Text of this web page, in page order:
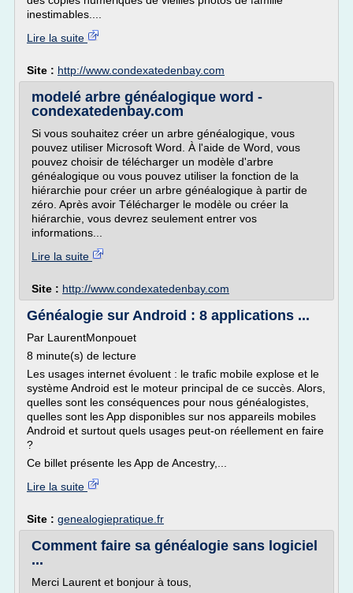
inestimables....
Lire la suite
Site : http://www.condexatedenbay.com
modelé arbre généalogique word -
condexatedenbay.com
Si vous souhaitez créer un arbre généalogique, vous
pouvez utiliser Microsoft Word. À l'aide de Word, vous
pouvez choisir de télécharger un modèle d'arbre
généalogique ou vous pouvez utiliser la fonction de la
hiérarchie pour créer un arbre généalogique à partir de
zéro. Après avoir Télécharger le modèle ou créer la
hiérarchie, vous devrez seulement entrer vos
informations...
Lire la suite
Site : http://www.condexatedenbay.com
Généalogie sur Android : 8 applications ...
Par LaurentMonpouet
8 minute(s) de lecture
Les usages internet évoluent : le trafic mobile explose et le
système Android est le moteur principal de ce succès. Alors,
quelles sont les conséquences pour nous généalogistes,
quelles sont les App disponibles sur nos appareils mobiles
Android et surtout quels usages peut-on réellement en faire
?
Ce billet présente les App de Ancestry,...
Lire la suite
Site : genealogiepratique.fr
Comment faire sa généalogie sans logiciel
...
Merci Laurent et bonjour à tous,